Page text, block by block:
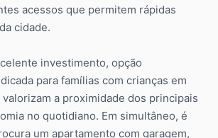
acessos que permitem rápidas
cidade.
investimento, opção
para famílias com crianças em
a proximidade dos principais
no quotidiano. Em simultâneo, é
um apartamento com garagem,